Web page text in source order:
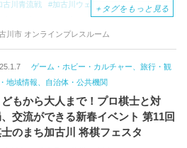
古川青流戦
加古川ウェルネス協会
＋ タグをもっと見る
川市 オンラインプレスルーム
ゲーム・ホビー・カルチャー、旅行・観
地域情報、自治体・公共機関
どもから大人まで！プロ棋士と対
、交流ができる新春イベント 第11回
のまち加古川 将棋フェスタ